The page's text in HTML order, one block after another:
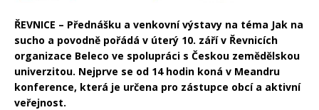
ŘEVNICE – Přednášku a venkovní výstavy na téma Jak na
sucho a povodně pořádá v úterý 10. září v Řevnicích
organizace Beleco ve spolupráci s Českou zemědělskou
univerzitou. Nejprve se od 14 hodin koná v Meandru
konference, která je určena pro zástupce obcí a aktivní
veřejnost.